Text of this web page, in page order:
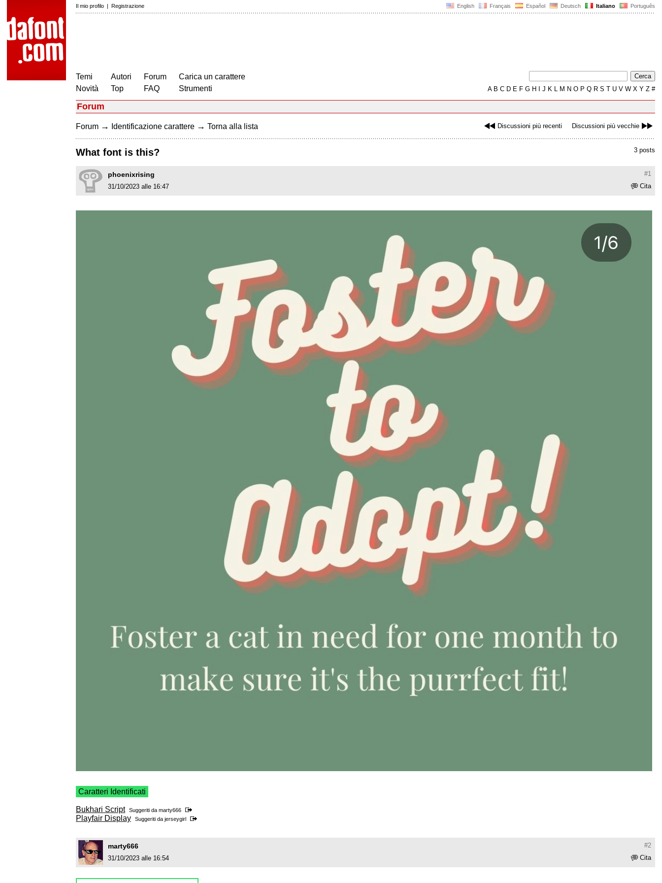
English Français Español Deutsch Italiano Português
Il mio profilo | Registrazione
Temi
Novità
Autori
Top
Forum
FAQ
Carica un carattere
Strumenti
AB C D E F G H J K L M N O P Q R S T U V W X Y Z #
Forum
Discussioni più recenti Discussioni più vecchie
Forum → Identificazione carattere → Torna alla lista
3 posts
What font is this?
#1
phoenixrising
Cita
31/10/2023 alle 16:47
Caratteri Identificati
Bukhari Script Suggeriti da marty666
Playfair Display Suggeriti da jerseygirl
#2
marty666
Cita
31/10/2023 alle 16:54